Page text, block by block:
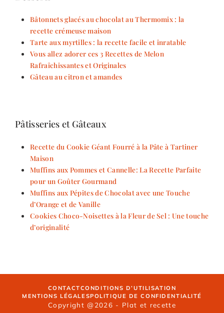
Bâtonnets glacés au chocolat au Thermomix : la
recette crémeuse maison
Tarte aux myrtilles : la recette facile et inratable
Vous allez adorer ces 3 Recettes de Melon
Rafraîchissantes et Originales
Gâteau au citron et amandes
Pâtisseries et Gâteaux
Recette du Cookie Géant Fourré à la Pâte à Tartiner
Maison
Muffins aux Pommes et Cannelle: La Recette Parfaite
pour un Goûter Gourmand
Muffins aux Pépites de Chocolat avec une Touche
d’Orange et de Vanille
Cookies Choco-Noisettes à la Fleur de Sel : Une touche
d’originalité
CONTACTCONDITIONS D’UTILISATION
MENTIONS LÉGALESPOLITIQUE DE CONFIDENTIALITÉ
Copyright @2026 - Plat et recette